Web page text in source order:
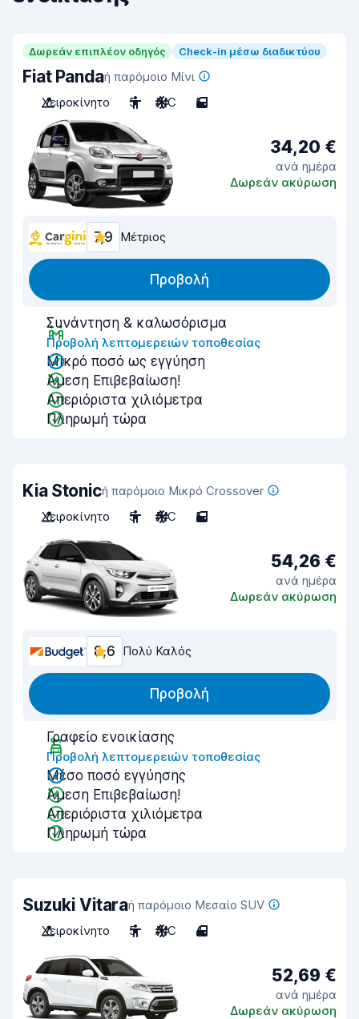
Δωρεάν επιπλέον οδηγός Check-in μέσω διαδικτύου
Fiat Pandaή παρόμοιο Μίνι
Χειροκίνητο
5 A/C 5
34,20 €
ανά ημέρα
Δωρεάν ακύρωση
7,9 Μέτριος
Προβολή
Συνάντηση & καλωσόρισμα
Προβολή λεπτομερειών τοποθεσίας
Μικρό ποσό ως εγγύηση
Άμεση Επιβεβαίωση!
Απεριόριστα χιλιόμετρα
Πληρωμή τώρα
Kia Stonicή παρόμοιο Μικρό Crossover
Χειροκίνητο
5 A/C 5
54,26 €
ανά ημέρα
Δωρεάν ακύρωση
8,6 Πολύ Καλός
Προβολή
Γραφείο ενοικίασης
Προβολή λεπτομερειών τοποθεσίας
Μέσο ποσό εγγύησης
Άμεση Επιβεβαίωση!
Απεριόριστα χιλιόμετρα
Πληρωμή τώρα
Suzuki Vitaraή παρόμοιο Μεσαίο SUV
Χειροκίνητο
5 A/C 4
52,69 €
ανά ημέρα
Δωρεάν ακύρωση